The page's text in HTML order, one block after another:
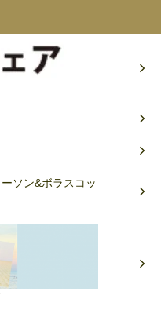
ソン&ボラスコッ